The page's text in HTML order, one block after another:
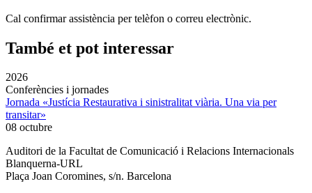
Cal confirmar assistència per telèfon o correu electrònic.
També et pot interessar
2026
Conferències i jornades
Jornada «Justícia Restaurativa i sinistralitat viària. Una via per
transitar»
08 octubre
Auditori de la Facultat de Comunicació i Relacions Internacionals
Blanquerna-URL
Plaça Joan Coromines, s/n. Barcelona